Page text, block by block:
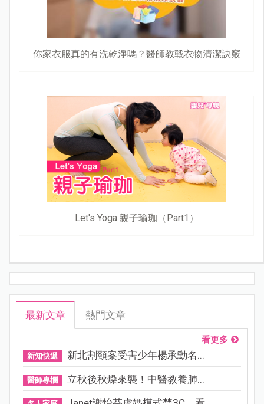
你家衣服真的有洗乾淨嗎？醫師教戰衣物清潔訣竅
Let's Yoga 親子瑜珈（Part1）
最新文章 熱門文章
看更多
新知快遞 新北割頸案受害少年楊承勳名...
醫師專欄 立秋後秋燥來襲！中醫教養肺...